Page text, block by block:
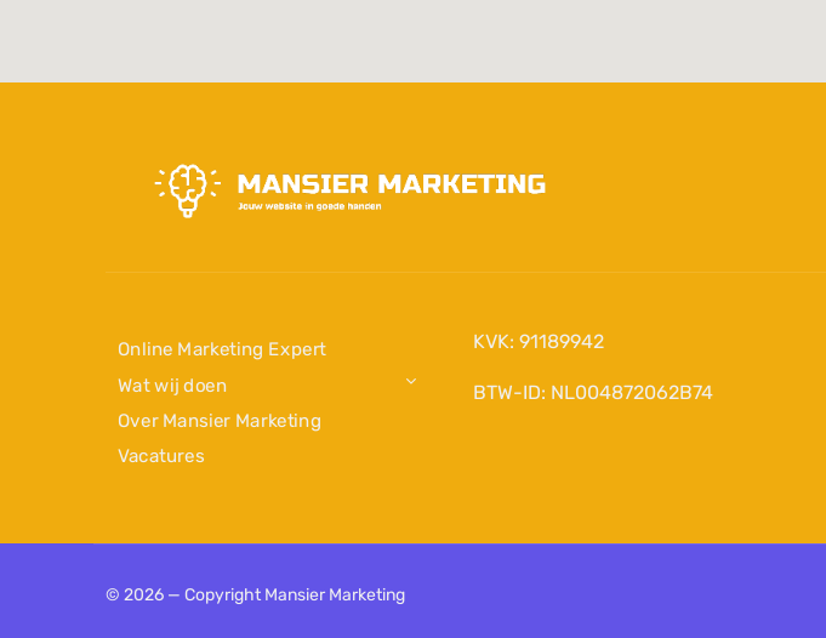
Online Marketing Expert
Wat wij doen
Over Mansier Marketing
Vacatures
KVK: 91189942
BTW-ID: NL004872062B74
© 2026 — Copyright Mansier Marketing